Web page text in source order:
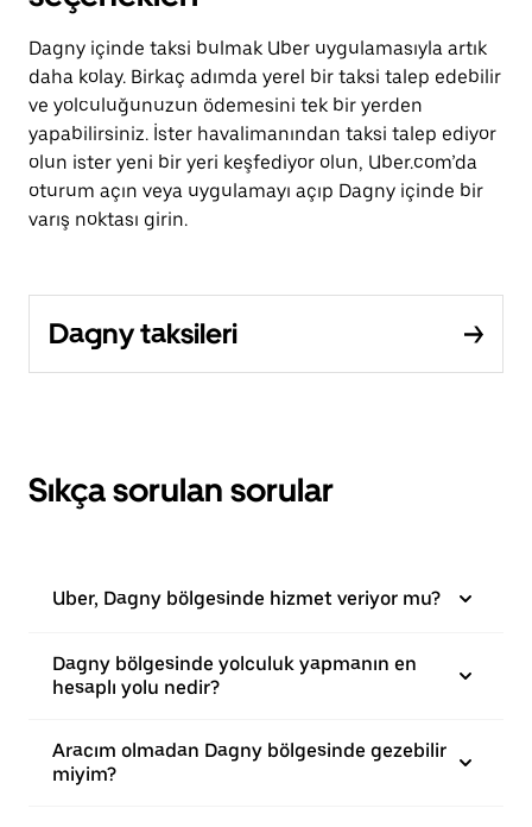
Dagny içinde taksi bulmak Uber uygulamasıyla artık
daha kolay. Birkaç adımda yerel bir taksi talep edebilir
ve yolculuğunuzun ödemesini tek bir yerden
yapabilirsiniz. İster havalimanından taksi talep ediyor
olun ister yeni bir yeri keşfediyor olun, Uber.com’da
oturum açın veya uygulamayı açıp Dagny içinde bir
varış noktası girin.
Dagny taksileri
Sıkça sorulan sorular
Uber, Dagny bölgesinde hizmet veriyor mu?
Dagny bölgesinde yolculuk yapmanın en
hesaplı yolu nedir?
Aracım olmadan Dagny bölgesinde gezebilir
miyim?